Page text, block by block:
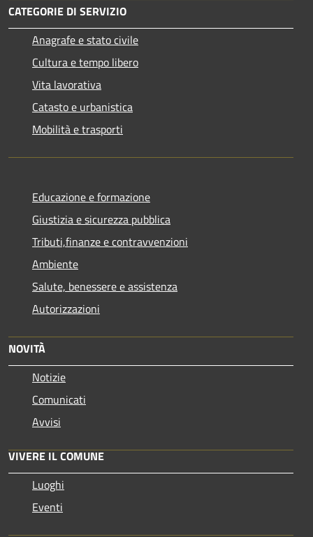
CATEGORIE DI SERVIZIO
Anagrafe e stato civile
Cultura e tempo libero
Vita lavorativa
Catasto e urbanistica
Mobilità e trasporti
Educazione e formazione
Giustizia e sicurezza pubblica
Tributi,finanze e contravvenzioni
Ambiente
Salute, benessere e assistenza
Autorizzazioni
NOVITÀ
Notizie
Comunicati
Avvisi
VIVERE IL COMUNE
Luoghi
Eventi